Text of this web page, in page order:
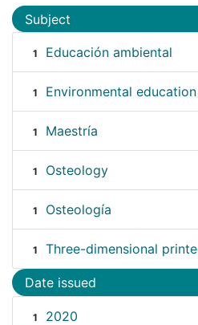
Subject
1 Educación ambiental
1 Environmental education
1 Maestría
1 Osteology
1 Osteología
1 Three-dimensional
Date issued
1 2020